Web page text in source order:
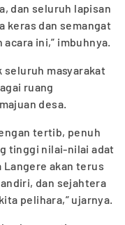
dan seluruh lapisan
keras dan semangat
ini,” imbuhnya.
seluruh masyarakat
ruang
desa.
tertib, penuh
tinggi nilai-nilai adat
Langere akan terus
dan sejahtera
pelihara,” ujarnya.